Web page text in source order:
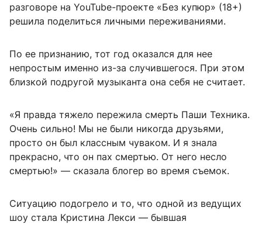
разговоре на YouTube-проекте «Без купюр» (18+)
решила поделиться личными переживаниями.
По ее признанию, тот год оказался для нее
непростым именно из-за случившегося. При этом
близкой подругой музыканта она себя не считает.
«Я правда тяжело пережила смерть Паши Техника.
Очень сильно! Мы не были никогда друзьями,
просто он был классным чуваком. И я знала
прекрасно, что он пах смертью. От него несло
смертью!» — сказала блогер во время съемок.
Ситуацию подогрело и то, что одной из ведущих
шоу стала Кристина Лекси — бывшая